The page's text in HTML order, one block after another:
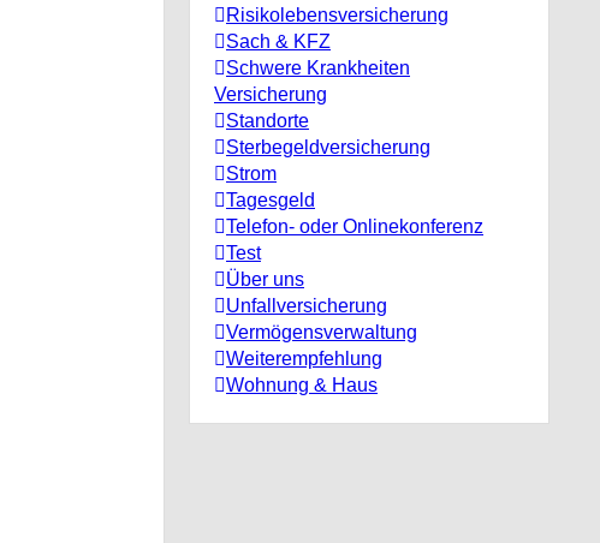
Risikolebensversicherung
Sach & KFZ
Schwere Krankheiten
Versicherung
Standorte
Sterbegeldversicherung
Strom
Tagesgeld
Telefon- oder Onlinekonferenz
Test
Über uns
Unfallversicherung
Vermögensverwaltung
Weiterempfehlung
Wohnung & Haus